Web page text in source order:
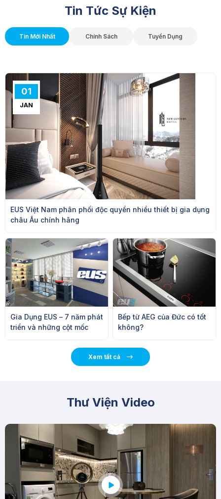
Tin Tức Sự Kiện
Tin Mới Nhất Chính Sách Tuyển Dụng
01
JAN
EUS Việt Nam phân phối độc quyền nhiều thiết bị gia dụng
châu Âu chính hãng
Gia Dụng EUS – 7 năm phát
triển và những cột mốc
Bếp từ AEG của Đức có tốt
không?
Xem tất cả
Thư Viện Video